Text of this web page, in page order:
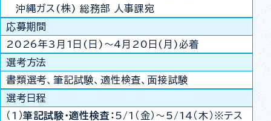
沖縄ガス(株) 総務部 人事課宛
応募期間
2026年3月1日(日)～4月20日(月)必着
選考方法
書類選考、筆記試験、適性検査、面接試験
選考日程
（1）筆記試験・適性検査：5/1（金）～5/14（木）※テス